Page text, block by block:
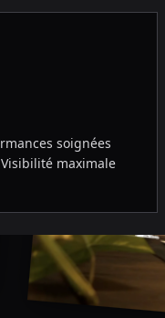
soignées
maximale